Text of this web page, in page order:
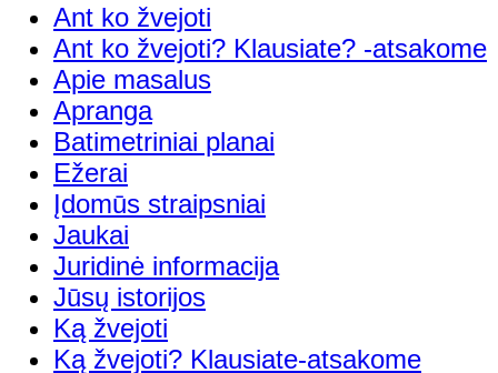
Ant ko žvejoti
Ant ko žvejoti? Klausiate? -atsakome
Apie masalus
Apranga
Batimetriniai planai
Ežerai
Įdomūs straipsniai
Jaukai
Juridinė informacija
Jūsų istorijos
Ką žvejoti
Ką žvejoti? Klausiate-atsakome